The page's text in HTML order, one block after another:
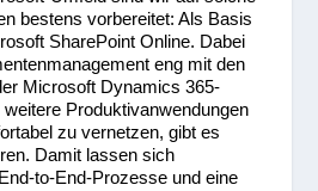
bestens vorbereitet: Als Basis
SharePoint Online. Dabei
eng mit den
Microsoft Dynamics 365-
Produktivanwendungen
zu vernetzen, gibt es
Damit lassen sich
to-End-Prozesse und eine